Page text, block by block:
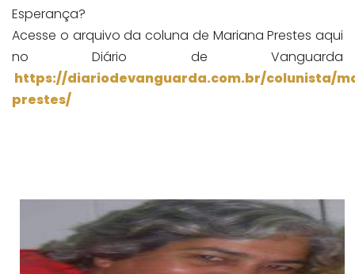
Esperança?
Acesse o arquivo da coluna de Mariana Prestes aqui
no Diário de Vanguarda
https://diariodevanguarda.com.br/colunista/
prestes/